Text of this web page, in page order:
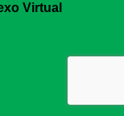
Virtual